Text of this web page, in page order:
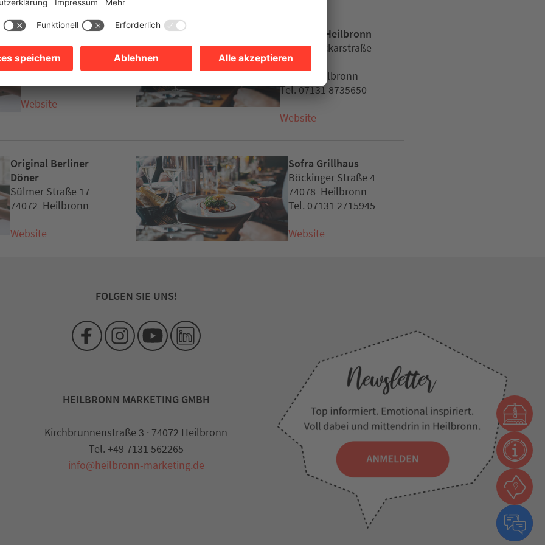
Köfte Spot
Klarastraße 10
74072 Heilbronn
Tel. 0163 9672761
Website
L'Osteria Heilbronn
Obere Neckarstraße
30
74072 Heilbronn
Tel. 07131 8735650
Website
Original Berliner
Döner
Sülmer Straße 17
74072 Heilbronn
Website
Sofra Grillhaus
Böckinger Straße 4
74078 Heilbronn
Tel. 07131 2715945
Website
FOLGEN SIE UNS!
HEILBRONN MARKETING GMBH
Kirchbrunnenstraße 3 · 74072 Heilbronn
Tel. +49 7131 562265
info@heilbronn-marketing.de